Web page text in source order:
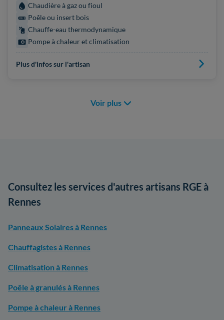
Chaudière à gaz ou fioul
Poêle ou insert bois
Chauffe-eau thermodynamique
Pompe à chaleur et climatisation
Plus d'infos sur l'artisan
Voir plus
Consultez les services d'autres artisans RGE à
Rennes
Panneaux Solaires à Rennes
Chauffagistes à Rennes
Climatisation à Rennes
Poêle à granulés à Rennes
Pompe à chaleur à Rennes